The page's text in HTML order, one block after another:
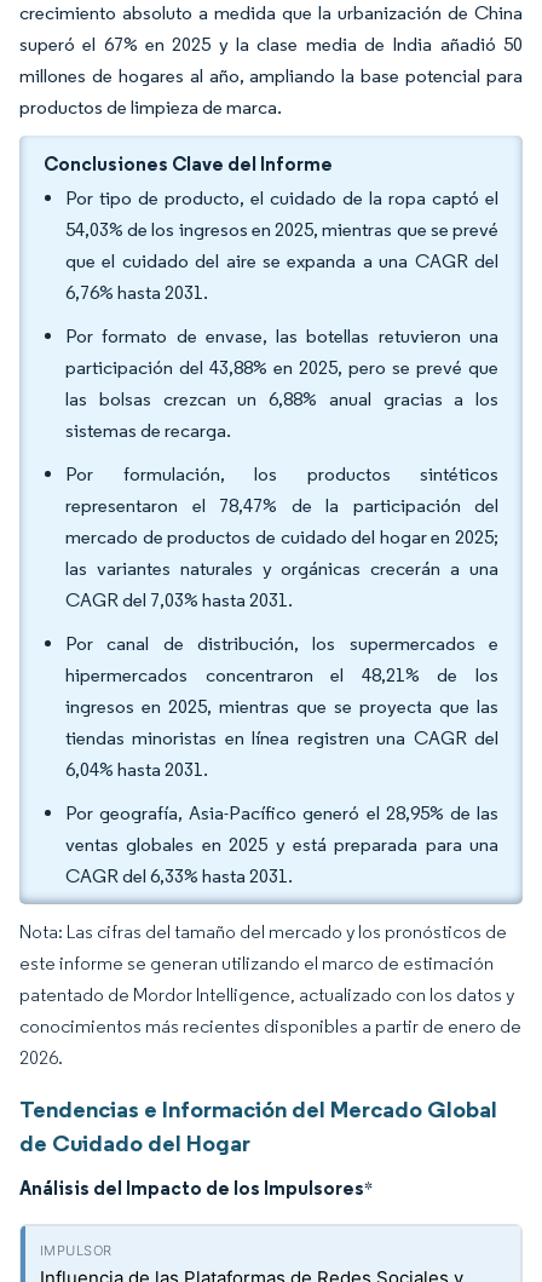
crecimiento absoluto a medida que la urbanización de China
superó el 67% en 2025 y la clase media de India añadió 50
millones de hogares al año, ampliando la base potencial para
productos de limpieza de marca.
Conclusiones Clave del Informe
Por tipo de producto, el cuidado de la ropa captó el
54,03% de los ingresos en 2025, mientras que se prevé
que el cuidado del aire se expanda a una CAGR del
6,76% hasta 2031.
Por formato de envase, las botellas retuvieron una
participación del 43,88% en 2025, pero se prevé que
las bolsas crezcan un 6,88% anual gracias a los
sistemas de recarga.
Por formulación, los productos sintéticos
representaron el 78,47% de la participación del
mercado de productos de cuidado del hogar en 2025;
las variantes naturales y orgánicas crecerán a una
CAGR del 7,03% hasta 2031.
Por canal de distribución, los supermercados e
hipermercados concentraron el 48,21% de los
ingresos en 2025, mientras que se proyecta que las
tiendas minoristas en línea registren una CAGR del
6,04% hasta 2031.
Por geografía, Asia-Pacífico generó el 28,95% de las
ventas globales en 2025 y está preparada para una
CAGR del 6,33% hasta 2031.
Nota: Las cifras del tamaño del mercado y los pronósticos de
este informe se generan utilizando el marco de estimación
patentado de Mordor Intelligence, actualizado con los datos y
conocimientos más recientes disponibles a partir de enero de
2026.
Tendencias e Información del Mercado Global
de Cuidado del Hogar
Análisis del Impacto de los Impulsores*